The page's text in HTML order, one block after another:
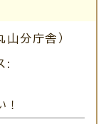
分庁舎）
:
！